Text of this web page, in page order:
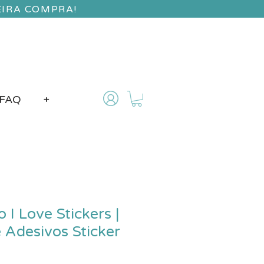
COMPRA!
FAQ +
I Love Stickers |
Adesivos Sticker